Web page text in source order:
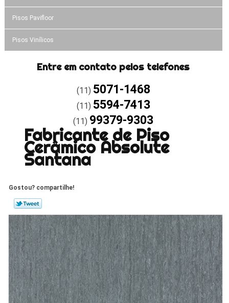
Pisos Pavifloor
Pisos Vinílicos
Entre em contato pelos telefones
(11) 5071-1468
(11) 5594-7413
(11) 99379-9303
Fabricante de Piso
Cerâmico Absolute
Santana
Gostou? compartilhe!